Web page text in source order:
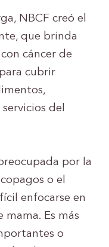
NBCF creó el
que brinda
cáncer de
cubrir
del
por la
o el
enfocarse en
Es más
o